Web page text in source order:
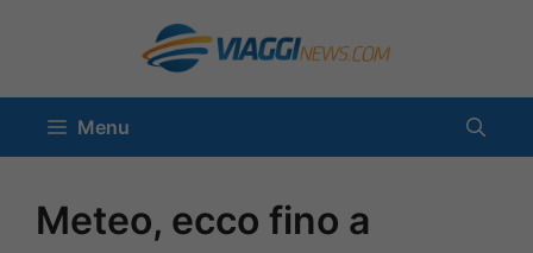
contenuto
Menu
Meteo, ecco fino a